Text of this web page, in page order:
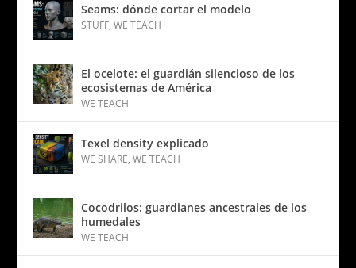
Seams: dónde cortar el modelo
STUFF,WE TEACH
El ocelote: el guardián silencioso de los
ecosistemas de América
WE TEACH
Texel density explicado
WE SHARE,WE TEACH
Cocodrilos: guardianes ancestrales de los
humedales
WE TEACH